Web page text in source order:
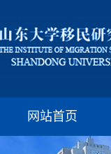
网站首页